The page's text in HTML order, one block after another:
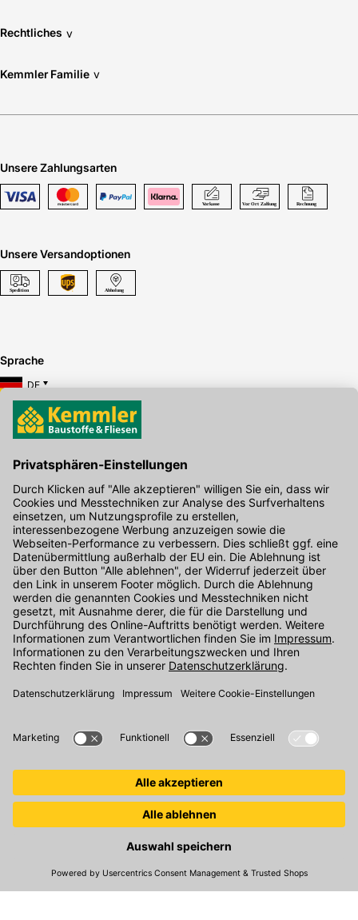
Rechtliches v
Kemmler Familie v
Unsere Zahlungsarten
Unsere Versandoptionen
Sprache
DE
Hier gibt's die kostenlose App
Kontakt
Unser Onlineshop Team ist montags bis freitags von 08:00 - 17:00
Uhr unter der Telefonnummer07071 / 151-151für Sie erreichbar.
Alternativ können Sie unser Kontaktformular nutzen.
Den Kontakt direkt in unsere Niederlassungen finden Sie
© 2026 Kemmler Baustoffe GmbH